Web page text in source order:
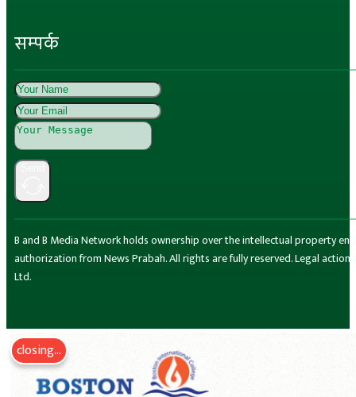
सम्पर्क
B and B Media Network holds ownership over the intellectual property
authorization from News Prabah. All rights are fully reserved. Legal
Ltd.
closing...